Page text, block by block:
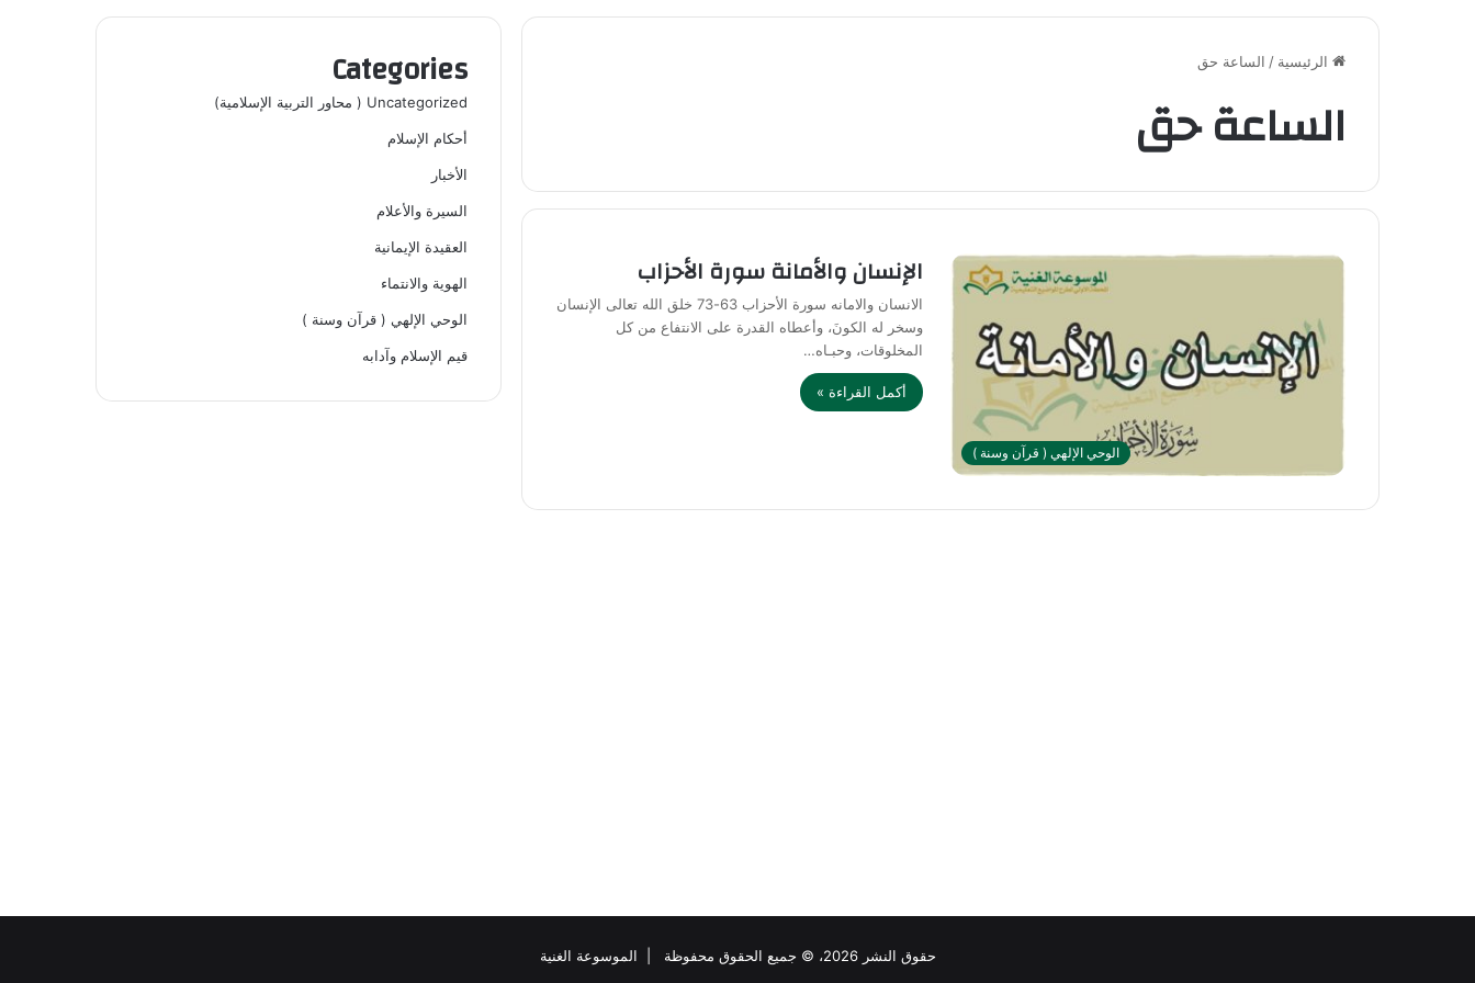
الرئيسية / الساعة حق
الساعة حق
الوحي الإلهي ( قرآن وسنة )
الإنسان والأمانة سورة الأحزاب
الانسان والامانه سورة الأحزاب 63-73 خلق الله تعالى الإنسان
وسخر له الكونَ، وأعطاه القدرة على الانتفاع من كل
المخلوقات، وحبـاه…
أكمل القراءة »
Categories
Uncategorized ( محاور التربية الإسلامية)
أحكام الإسلام
الأخبار
السيرة والأعلام
العقيدة الإيمانية
الهوية والانتماء
الوحي الإلهي ( قرآن وسنة )
قيم الإسلام وآدابه
حقوق النشر 2026، © جميع الحقوق محفوظة |
الموسوعة الغنية